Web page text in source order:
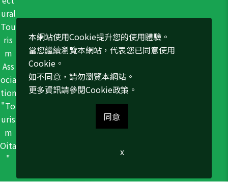
ural
Tou
ris
m
Ass
ocia
tion
"To
uris
m
Oita
"
本網站使用Cookie提升您的使用體驗。
當您繼續瀏覽本網站，代表您已同意使用
Cookie。
如不同意，請勿瀏覽本網站。
更多資訊請參閱Cookie政策 。
同意
x